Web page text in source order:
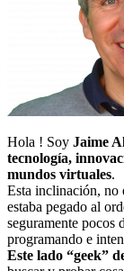
Hola ! Soy Jaime
tecnología,
mundos virtuales.
Esta inclinación, no
estaba pegado al
seguramente pocos
programando e
Este lado “geek”